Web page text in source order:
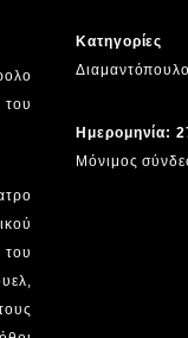
Ημερομηνία:
Μόνιμος